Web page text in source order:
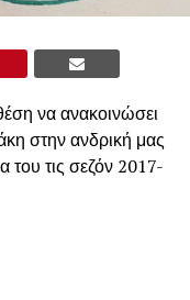
να ανακοινώσει
στην ανδρική μας
του τις σεζόν 2017-